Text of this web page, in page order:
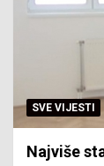
SVE VIJESTI
Najviše